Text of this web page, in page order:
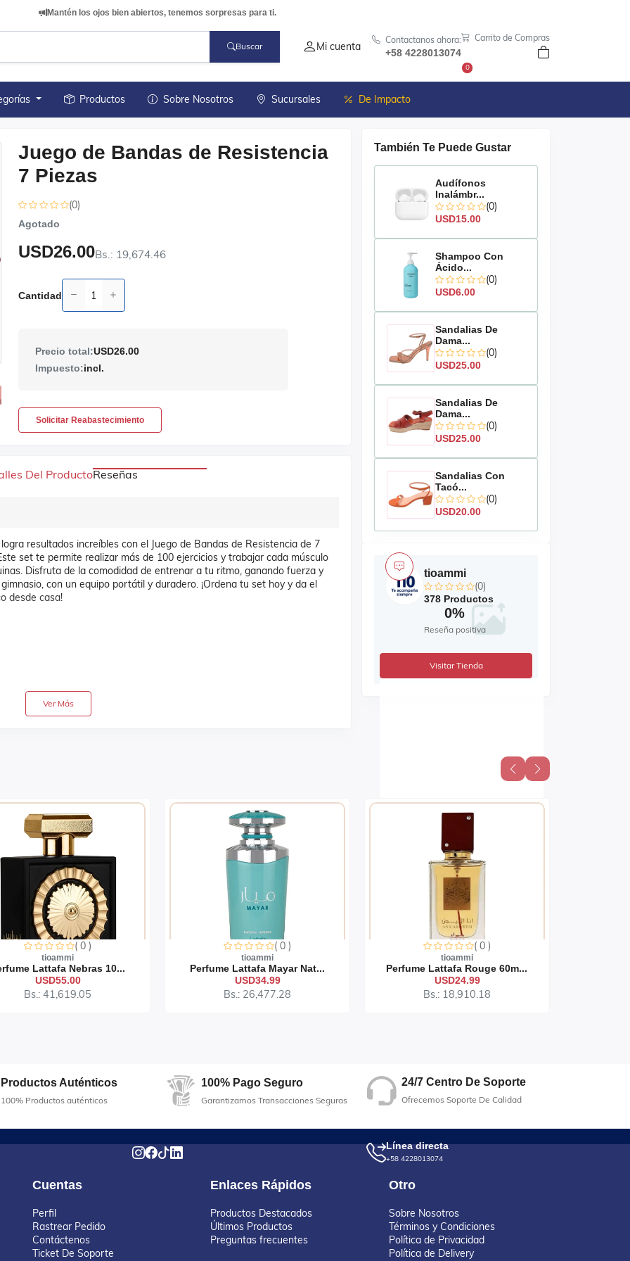
Mantén los ojos bien abiertos, tenemos sorpresas para ti.
Buscar Mi cuenta
Contactanos ahora:
+58 4228013074
Carrito de Compras
0
Productos Sobre Nosotros Sucursales De Impacto
Juego de Bandas de Resistencia
7 Piezas
(0)
Agotado
USD26.00Bs.: 19,674.46
Cantidad
Precio total:USD26.00
Impuesto:incl.
Solicitar Reabastecimiento
Del ProductoReseñas
resultados increíbles con el Juego de Bandas de Resistencia de 7
set te permite realizar más de 100 ejercicios y trabajar cada músculo
Disfruta de la comodidad de entrenar a tu ritmo, ganando fuerza y
con un equipo portátil y duradero. ¡Ordena tu set hoy y da el
desde casa!
Ver Más
También Te Puede Gustar
Audífonos
Inalámbr...
(0)
USD15.00
Shampoo Con
Ácido...
(0)
USD6.00
Sandalias De
Dama...
(0)
USD25.00
Sandalias De
Dama...
(0)
USD25.00
Sandalias Con
Tacó...
(0)
USD20.00
tioammi
(0)
378 Productos
0%
Reseña positiva
Visitar Tienda
( 0 )
tioammi
Lattafa Nebras 10...
USD55.00
Bs.: 41,619.05
( 0 )
tioammi
Perfume Lattafa Mayar Nat...
USD34.99
Bs.: 26,477.28
( 0 )
tioammi
Perfume Lattafa Rouge 60m...
USD24.99
Bs.: 18,910.18
Productos Auténticos
100% Productos auténticos
100% Pago Seguro
Garantizamos Transacciones Seguras
24/7 Centro De Soporte
Ofrecemos Soporte De Calidad
Línea directa
+58 4228013074
Cuentas
Perfil
Rastrear Pedido
Contáctenos
Ticket De Soporte
Enlaces Rápidos
Productos Destacados
Últimos Productos
Preguntas frecuentes
Otro
Sobre Nosotros
Términos y Condiciones
Política de Privacidad
Política de Delivery